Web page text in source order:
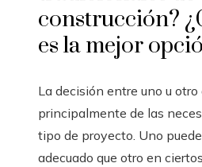
construcción?
es la mejor
La decisión entre uno u
principalmente de las
tipo de proyecto. Uno
adecuado que otro en ciertos